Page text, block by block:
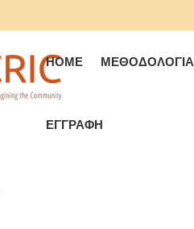
HOME ΜΕΘΟΔΟΛΟΓΙΑ
ΕΓΓΡΑΦΉ